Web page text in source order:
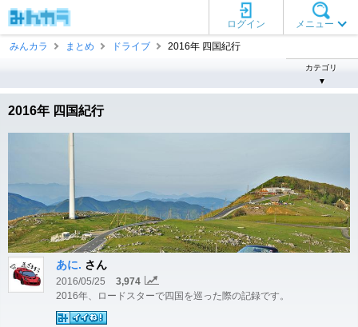
メニュー
ログイン
みんカラ
まとめ ドライブ 2016年 四国紀行
カテゴリ
▼
2016年 四国紀行
あに. さん
2016/05/25
3,974
2016年、ロードスターで四国を巡った際の記録です。